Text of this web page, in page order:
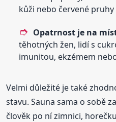
kůži nebo červené
Opatrnost je na
těhotných žen, lidí s
imunitou, ekzémem
Velmi důležité je také
stavu. Sauna sama o sobě
člověk po ní zimnici,